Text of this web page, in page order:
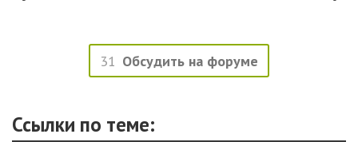
31 Обсудить на форуме
Ссылки по теме: